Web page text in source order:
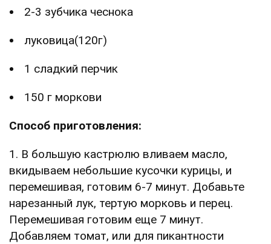
2-3 зубчика чеснока
луковица(120г)
1 сладкий перчик
150 г моркови
Способ приготовления:
1. В большую кастрюлю вливаем масло,
вкидываем небольшие кусочки курицы, и
перемешивая, готовим 6-7 минут. Добавьте
нарезанный лук, тертую морковь и перец.
Перемешивая готовим еще 7 минут.
Добавляем томат, или для пикантности